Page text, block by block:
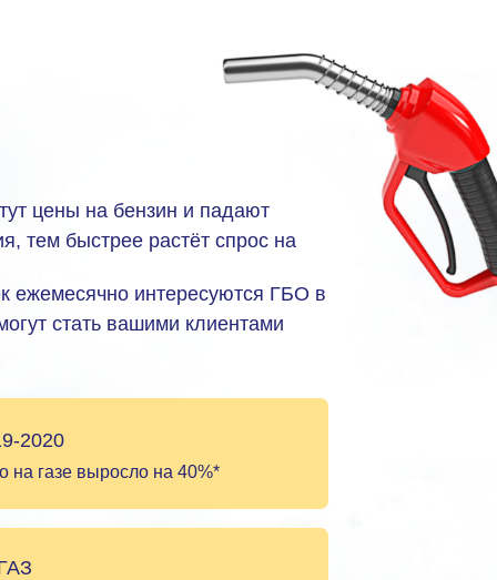
цены на бензин и падают
тем быстрее растёт спрос на
ежемесячно интересуются ГБО в
стать вашими клиентами
2020
на газе выросло на 40%*